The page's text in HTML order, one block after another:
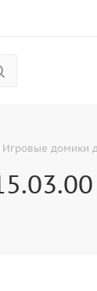
Игровые домики